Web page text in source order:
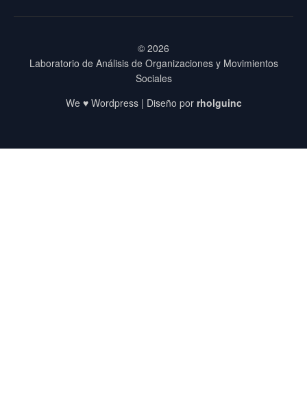
© 2026
Laboratorio de Análisis de Organizaciones y Movimientos
Sociales
We ♥ Wordpress | Diseño por rholguinc